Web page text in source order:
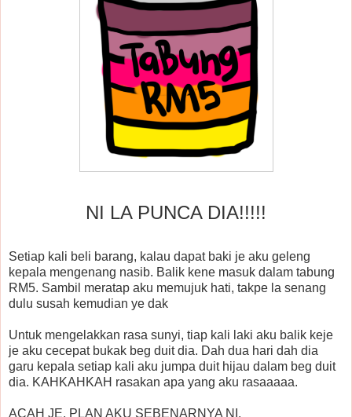
NI LA PUNCA DIA!!!!!
Setiap kali beli barang, kalau dapat baki je aku geleng
kepala mengenang nasib. Balik kene masuk dalam tabung
RM5. Sambil meratap aku memujuk hati, takpe la senang
dulu susah kemudian ye dak
Untuk mengelakkan rasa sunyi, tiap kali laki aku balik keje
je aku cecepat bukak beg duit dia. Dah dua hari dah dia
garu kepala setiap kali aku jumpa duit hijau dalam beg duit
dia. KAHKAHKAH rasakan apa yang aku rasaaaaa.
ACAH JE. PLAN AKU SEBENARNYA NI.